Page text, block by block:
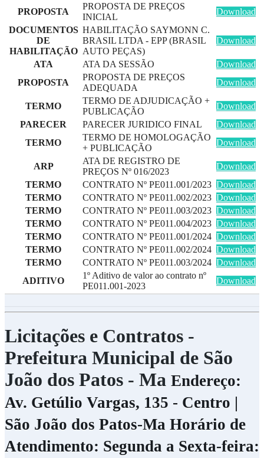
PROPOSTA
PROPOSTA DE PREÇOS
INICIAL
Download
DOCUMENTOS
DE
HABILITAÇÃO
HABILITAÇÃO SAYMONN C.
BRASIL LTDA - EPP (BRASIL
AUTO PEÇAS)
Download
ATA ATA DA SESSÃO
Download
PROPOSTA
PROPOSTA DE PREÇOS
ADEQUADA
Download
TERMO
TERMO DE ADJUDICAÇÃO +
PUBLICAÇÃO
Download
PARECER
PARECER JURIDICO FINAL
Download
TERMO
TERMO DE HOMOLOGAÇÃO
+ PUBLICAÇÃO
Download
ARP
ATA DE REGISTRO DE
PREÇOS Nº 016/2023
Download
TERMO
CONTRATO Nº PE011.001/2023 Download
TERMO
CONTRATO Nº PE011.002/2023 Download
TERMO
CONTRATO Nº PE011.003/2023 Download
TERMO
CONTRATO Nº PE011.004/2023 Download
TERMO
CONTRATO Nº PE011.001/2024 Download
TERMO
CONTRATO Nº PE011.002/2024 Download
TERMO
CONTRATO Nº PE011.003/2024 Download
ADITIVO
1º Aditivo de valor ao contrato nº
PE011.001-2023
Download
Licitações e Contratos -
Prefeitura Municipal de São
João dos Patos - Ma Endereço:
Av. Getúlio Vargas, 135 - Centro |
São João dos Patos-Ma Horário de
Atendimento: Segunda a Sexta-feira: